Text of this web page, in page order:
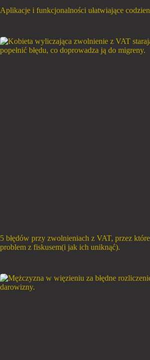
Aplikacje i funkcjonalności ułatwiające
5 błędów przy zwolnieniach z VAT, przez
problem z fiskusem(i jak ich uniknąć).